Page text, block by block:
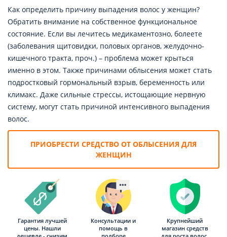
Как определить причину выпадения волос у женщин?
Обратить внимание на собственное функциональное
состояние. Если вы лечитесь медикаментозно, болеете
(заболевания щитовидки, половых органов, желудочно-
кишечного тракта, проч.) – проблема может крыться
именно в этом. Также причинами облысения может стать
подростковый гормональный взрыв, беременность или
климакс. Даже сильные стрессы, истощающие нервную
систему, могут стать причиной интенсивного выпадения
волос.
ПРИОБРЕСТИ СРЕДСТВО ОТ ОБЛЫСЕНИЯ ДЛЯ
ЖЕНЩИН
Гарантия лучшей
цены. Нашли
Консультации и
помощь в
Крупнейший
магазин средств